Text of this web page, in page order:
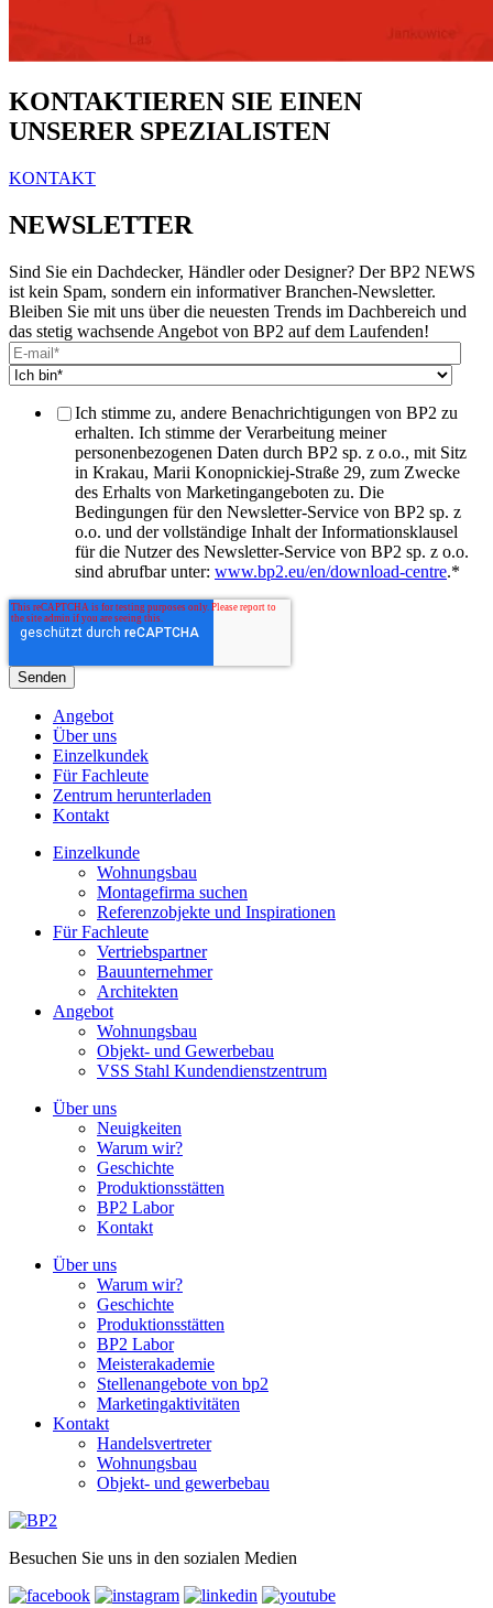
KONTAKTIEREN SIE EINEN
UNSERER SPEZIALISTEN
KONTAKT
NEWSLETTER
Sind Sie ein Dachdecker, Händler oder Designer? Der BP2 NEWS
ist kein Spam, sondern ein informativer Branchen-Newsletter.
Bleiben Sie mit uns über die neuesten Trends im Dachbereich und
das stetig wachsende Angebot von BP2 auf dem Laufenden!
Ich stimme zu, andere Benachrichtigungen von BP2 zu
erhalten. Ich stimme der Verarbeitung meiner
personenbezogenen Daten durch BP2 sp. z o.o., mit Sitz
in Krakau, Marii Konopnickiej-Straße 29, zum Zwecke
des Erhalts von Marketingangeboten zu. Die
Bedingungen für den Newsletter-Service von BP2 sp. z
o.o. und der vollständige Inhalt der Informationsklausel
für die Nutzer des Newsletter-Service von BP2 sp. z o.o.
sind abrufbar unter: www.bp2.eu/en/download-centre.*
Angebot
Über uns
Einzelkundek
Für Fachleute
Zentrum herunterladen
Kontakt
Einzelkunde
Wohnungsbau
Montagefirma suchen
Referenzobjekte und Inspirationen
Für Fachleute
Vertriebspartner
Bauunternehmer
Architekten
Angebot
Wohnungsbau
Objekt- und Gewerbebau
VSS Stahl Kundendienstzentrum
Über uns
Neuigkeiten
Warum wir?
Geschichte
Produktionsstätten
BP2 Labor
Kontakt
Über uns
Warum wir?
Geschichte
Produktionsstätten
BP2 Labor
Meisterakademie
Stellenangebote von bp2
Marketingaktivitäten
Kontakt
Handelsvertreter
Wohnungsbau
Objekt- und gewerbebau
Besuchen Sie uns in den sozialen Medien